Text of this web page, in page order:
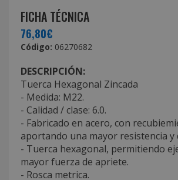
FICHA TÉCNICA
76,80€
Código: 06270682
DESCRIPCIÓN:
Tuerca Hexagonal Zincada
- Medida: M22.
- Calidad / clase: 6.0.
- Fabricado en acero, con
aportando una mayor resistencia y
- Tuerca hexagonal, permitiendo
mayor fuerza de apriete.
- Rosca metrica.